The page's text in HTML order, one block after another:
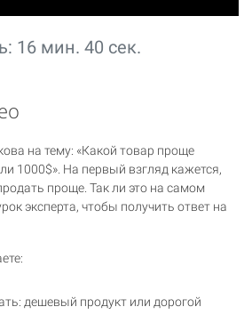
16 мин. 40 сек.
на тему: «Какой товар проще
1000$». На первый взгляд кажется,
проще. Так ли это на самом
эксперта, чтобы получить ответ на
дешевый продукт или дорогой